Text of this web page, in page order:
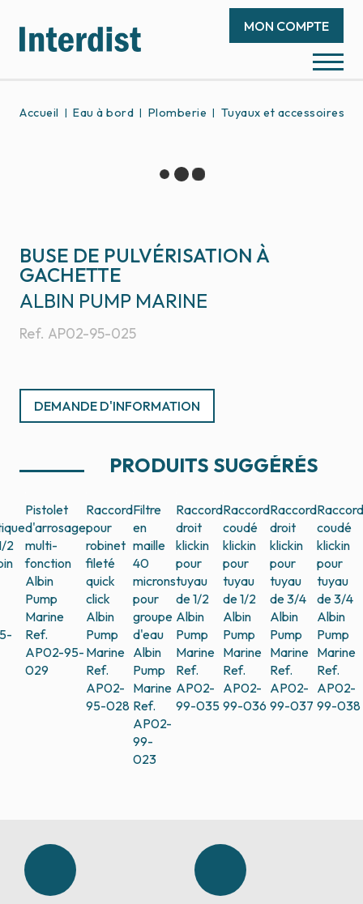
MON COMPTE
Accueil Eau à bord Plomberie Tuyaux et accessoires
BUSE DE PULVÉRISATION À
GACHETTE
Ref. AP02-95-025
ALBIN PUMP MARINE
DEMANDE D'INFORMATION
PRODUITS SUGGÉRÉS
2
Pistolet
d'arrosage
multi-
fonction
Albin
Pump
Marine
Ref.
AP02-95-
029
Raccord
pour
robinet
fileté
quick
click
Albin
Pump
Marine
Ref.
AP02-
95-028
Filtre
en
maille
40
microns
pour
groupe
d'eau
Albin
Pump
Marine
Ref.
AP02-
99-
023
Raccord
droit
klickin
pour
tuyau
de 1/2
Albin
Pump
Marine
Ref.
AP02-
99-035
Raccord
coudé
klickin
pour
tuyau
de 1/2
Albin
Pump
Marine
Ref.
AP02-
99-036
Raccord
droit
klickin
pour
tuyau
de 3/4
Albin
Pump
Marine
Ref.
AP02-
99-037
Raccord
coudé
klickin
pour
tuyau
de 3/4
Albin
Pump
Marine
Ref.
AP02-
99-038